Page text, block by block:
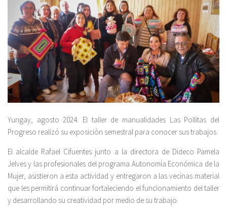
Yungay, agosto 2024: El taller de manualidades Las Pollitas del
Progreso realizó su exposición semestral para conocer sus trabajos.
El alcalde Rafael Cifuentes junto a la directora de Dideco Pamela
Jelves y las profesionales del programa Autonomía Económica de la
Mujer, asistieron a esta actividad y entregaron a las vecinas material
que les permitirá continuar fortaleciendo el funcionamiento del taller
y desarrollando su creatividad por medio de su trabajo.